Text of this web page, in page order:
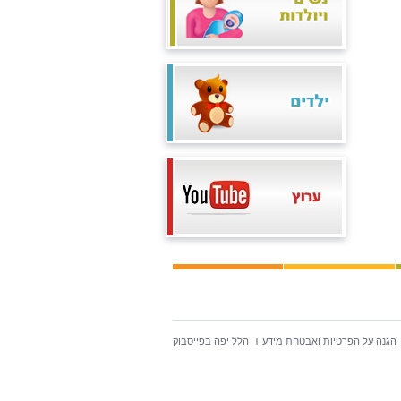
הגנה על הפרטיות ואבטחת מידע הלל יפה בפייסבוק